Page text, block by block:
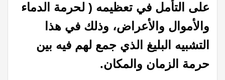
على التأمل في تعظيمه ( لحرمة الدماء
والأموال والأعراض، وذلك في هذا
التشبيه البليغ الذي جمع لهم فيه بين
حرمة الزمان والمكان.